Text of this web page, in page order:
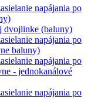
napájania po
dvojlinke (baluny)
napájania po
baluny)
napájania po
- jednokanálové
napájania po